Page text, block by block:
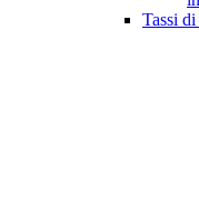
Tassi di